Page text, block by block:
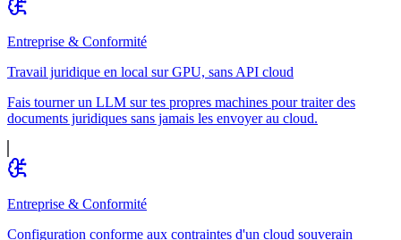
Entreprise & Conformité
Travail juridique en local sur GPU, sans API cloud
Fais tourner un LLM sur tes propres machines pour traiter des
documents juridiques sans jamais les envoyer au cloud.
Entreprise & Conformité
Configuration conforme aux contraintes d'un cloud souverain